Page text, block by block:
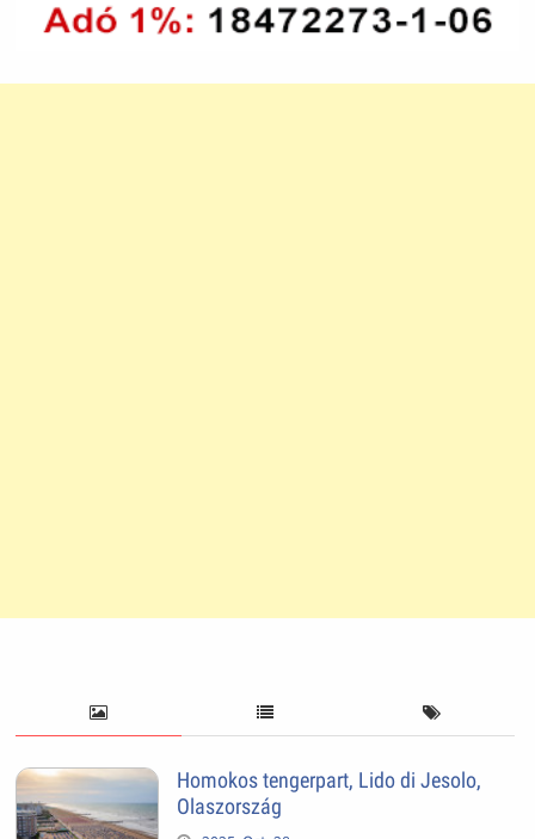
Homokos tengerpart, Lido di Jesolo,
Olaszország